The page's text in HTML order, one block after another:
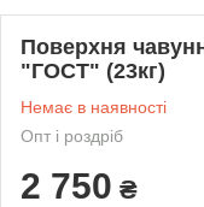
Поверхня
"ГОСТ" (23кг)
Немає в наявності
Опт і роздріб
2 750 ₴